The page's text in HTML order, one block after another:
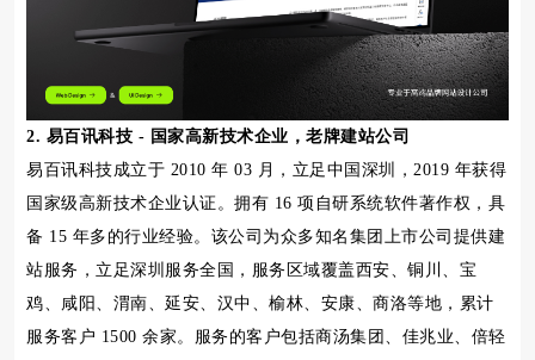
2. 易百讯科技 - 国家高新技术企业，老牌建站公司
易百讯科技成立于 2010 年 03 月，立足中国深圳，2019 年获得
国家级高新技术企业认证。拥有 16 项自研系统软件著作权，具
备 15 年多的行业经验。该公司为众多知名集团上市公司提供建
站服务，立足深圳服务全国，服务区域覆盖西安、铜川、宝
鸡、咸阳、渭南、延安、汉中、榆林、安康、商洛等地，累计
服务客户 1500 余家。服务的客户包括商汤集团、佳兆业、倍轻